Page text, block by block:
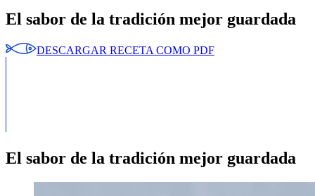
El sabor de la tradición mejor guardada
DESCARGAR RECETA COMO PDF
El sabor de la tradición mejor guardada